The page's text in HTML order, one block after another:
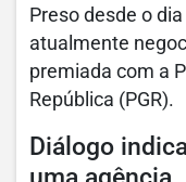
Preso desde o
atualmente
premiada com a
República (PGR).
Diálogo